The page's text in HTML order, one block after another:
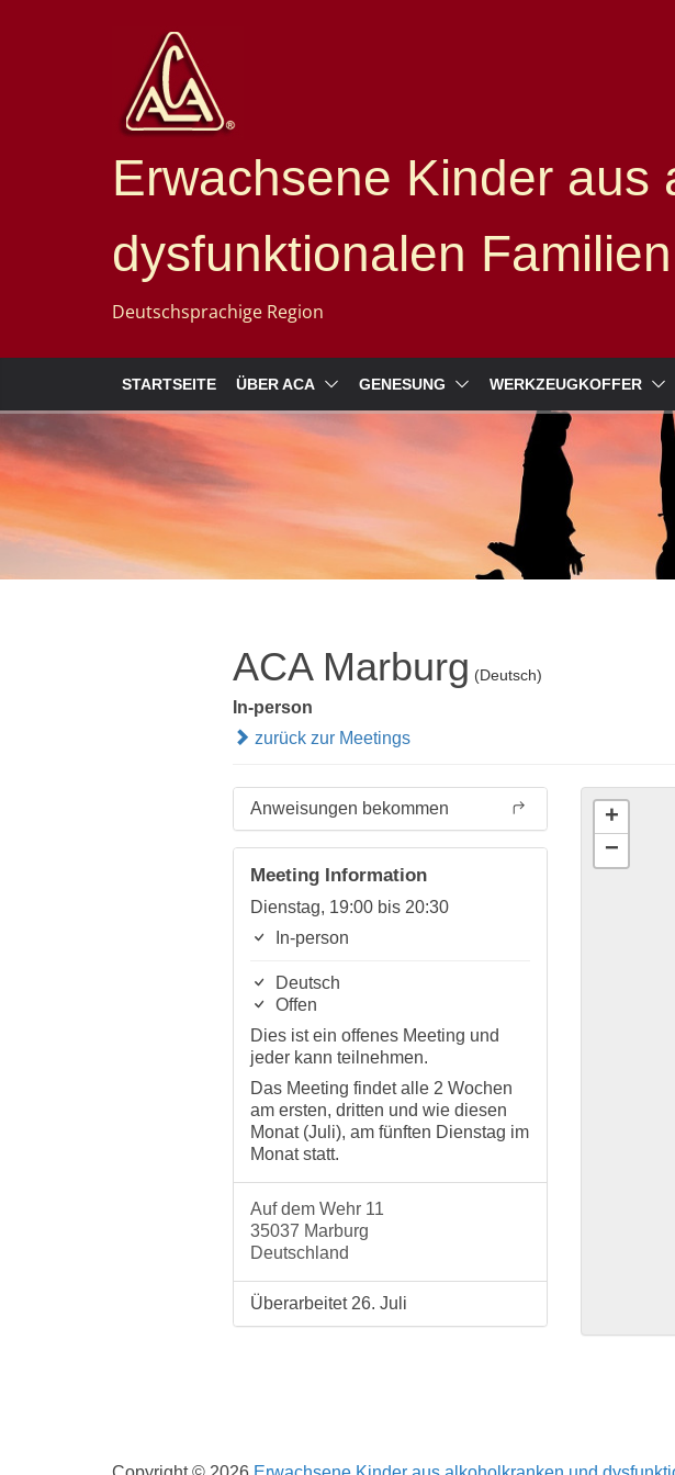
Erwachsene Kinder aus
dysfunktionalen Familien
Deutschsprachige Region
STARTSEITE ÜBER ACA GENESUNG WERKZEUGKOFFER
ACA Marburg (Deutsch)
In-person
zurück zur Meetings
Anweisungen bekommen
Meeting Information
Dienstag, 19:00 bis 20:30
In-person
Deutsch
Offen
Dies ist ein offenes Meeting und
jeder kann teilnehmen.
Das Meeting findet alle 2 Wochen
am ersten, dritten und wie diesen
Monat (Juli), am fünften Dienstag im
Monat statt.
Auf dem Wehr 11
35037 Marburg
Deutschland
Überarbeitet 26. Juli
+
−